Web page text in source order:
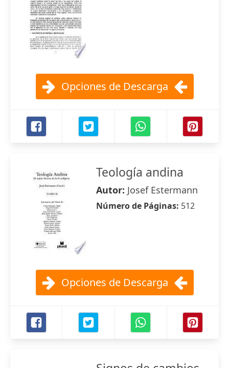
Opciones de Descarga
Teología andina
Autor: Josef Estermann
Número de Páginas: 512
Opciones de Descarga